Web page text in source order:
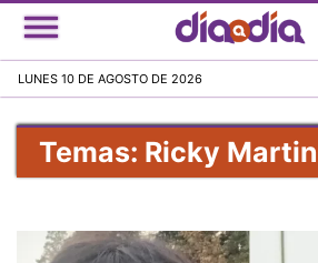
Pasar
al
principal
LUNES 10 DE AGOSTO DE 2026
Temas: Ricky Martin